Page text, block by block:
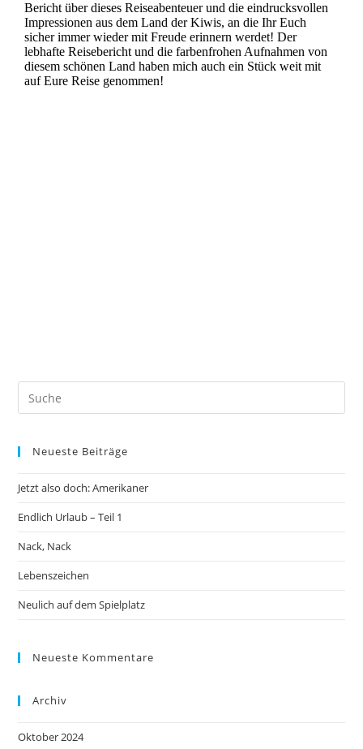
Neueste Beiträge
Jetzt also doch: Amerikaner
Endlich Urlaub – Teil 1
Nack, Nack
Lebenszeichen
Neulich auf dem Spielplatz
Neueste Kommentare
Archiv
Oktober 2024